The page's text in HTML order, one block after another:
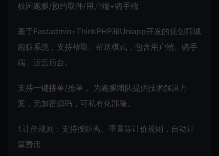
校园跑腿/预约取件/用户端+骑手端
基于Fastadmin+ThinkPHP和Uniapp开发的优创同城
跑腿系统，支持帮取、帮送模式，包含用户端、骑手
端、运营后台。
支持一键接单/抢单， 为跑腿团队提供技术解决方
案，无加密源码，可私有化部署。
1.计价规则：支持按距离、重量等计价规则，自动计
算费用